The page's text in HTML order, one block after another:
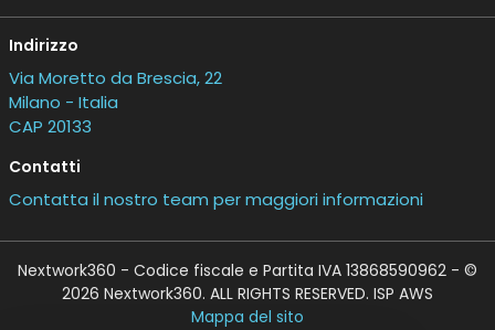
Indirizzo
Via Moretto da Brescia, 22
Milano - Italia
CAP 20133
Contatti
Contatta il nostro team per maggiori informazioni
Nextwork360 - Codice fiscale e Partita IVA 13868590962 - ©
2026 Nextwork360. ALL RIGHTS RESERVED. ISP AWS
Mappa del sito